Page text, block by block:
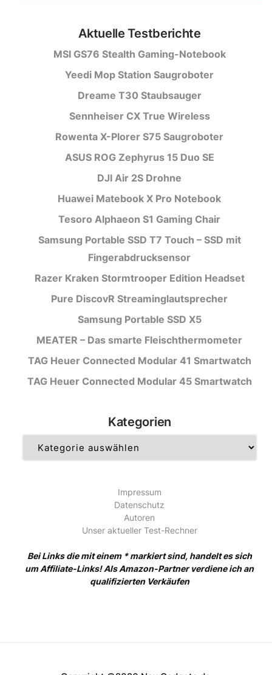
Aktuelle Testberichte
MSI GS76 Stealth Gaming-Notebook
Yeedi Mop Station Saugroboter
Dreame T30 Staubsauger
Sennheiser CX True Wireless
Rowenta X-Plorer S75 Saugroboter
ASUS ROG Zephyrus 15 Duo SE
DJI Air 2S Drohne
Huawei Matebook X Pro Notebook
Tesoro Alphaeon S1 Gaming Chair
Samsung Portable SSD T7 Touch – SSD mit
Fingerabdrucksensor
Razer Kraken Stormtrooper Edition Headset
Pure DiscovR Streaminglautsprecher
Samsung Portable SSD X5
MEATER – Das smarte Fleischthermometer
TAG Heuer Connected Modular 41 Smartwatch
TAG Heuer Connected Modular 45 Smartwatch
Kategorien
Impressum
Datenschutz
Autoren
Unser aktueller Test-Rechner
Bei Links die mit einem * markiert sind, handelt es sich
um Affiliate-Links! Als Amazon-Partner verdiene ich an
qualifizierten Verkäufen